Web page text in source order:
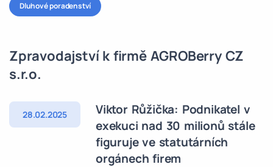
Dluhové poradenství
Zpravodajství k firmě AGROBerry CZ
s.r.o.
28.02.2025
Viktor Růžička: Podnikatel v
exekuci nad 30 milionů stále
figuruje ve statutárních
orgánech firem